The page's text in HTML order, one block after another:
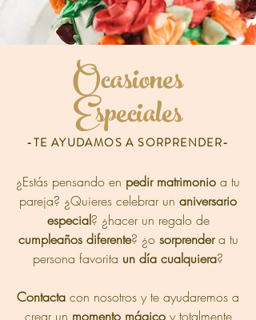
Ocasiones
Especiales
-TE AYUDAMOS A SORPRENDER-
¿Estás pensando en pedir matrimonio a tu
pareja? ¿Quieres celebrar un aniversario
especial? ¿hacer un regalo de
cumpleaños diferente? ¿o sorprendera tu
persona favorita un día cualquiera?
Contacta con nosotros y te ayudaremos a
crear un momento mágicoy totalmente